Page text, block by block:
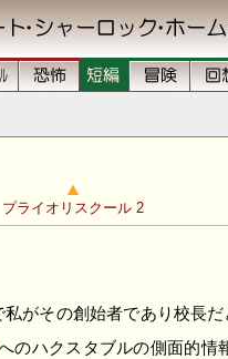
プライオリスクール 2
私がその創始者であり校長
のハクスタブルの側面的情